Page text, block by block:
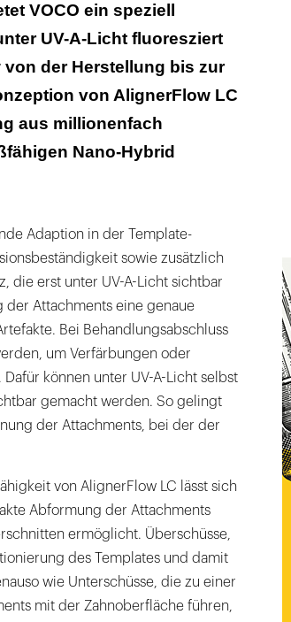
VOCO ein speziell
UV-A-Licht fluoresziert
der Herstellung bis zur
von AlignerFlow LC
aus millionenfach
Nano-Hybrid
Adaption in der Template-
sowie zusätzlich
die erst unter UV-A-Licht sichtbar
Attachments eine genaue
Bei Behandlungsabschluss
um Verfärbungen oder
können unter UV-A-Licht selbst
gemacht werden. So gelingt
der Attachments, bei der der
von AlignerFlow LC lässt sich
Abformung der Attachments
ermöglicht. Überschüsse,
des Templates und damit
wie Unterschüsse, die zu einer
mit der Zahnoberfläche führen,